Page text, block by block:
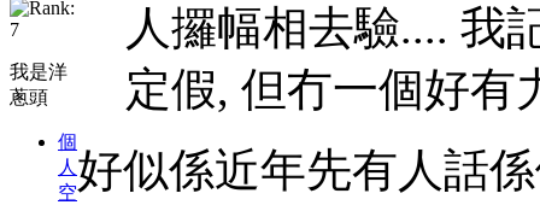
我是洋
蔥頭
個
人
空
人攞幅相去驗.... 我
定假, 但冇一個好有
好似係近年先有人話